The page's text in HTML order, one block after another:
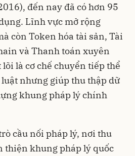
đến nay đã có hơn 95
Lĩnh vực mở rộng
còn Token hóa tài sản, Tài
và Thanh toán xuyên
là cơ chế chuyển tiếp thể
nhưng giúp thu thập dữ
khung pháp lý chính
cầu nối pháp lý, nơi thu
thiện khung pháp lý quốc